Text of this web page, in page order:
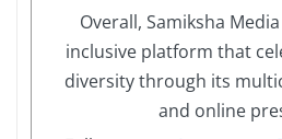
Overall, Samiksha
inclusive platform that
diversity through its
and online